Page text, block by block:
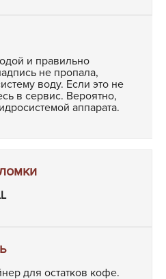
и правильно
не пропала,
воду. Если это не
в сервис. Вероятно,
аппарата.
для остатков кофе.